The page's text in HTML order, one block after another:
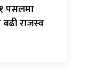
पसलमा
राजस्व